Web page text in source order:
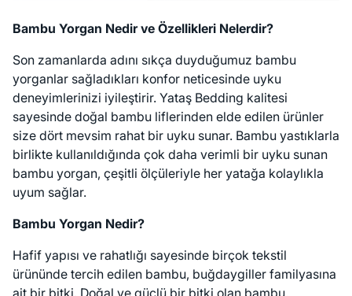
Bambu Yorgan Nedir ve Özellikleri Nelerdir?
Son zamanlarda adını sıkça duyduğumuz bambu
yorganlar sağladıkları konfor neticesinde uyku
deneyimlerinizi iyileştirir. Yataş Bedding kalitesi
sayesinde doğal bambu liflerinden elde edilen ürünler
size dört mevsim rahat bir uyku sunar. Bambu yastıklarla
birlikte kullanıldığında çok daha verimli bir uyku sunan
bambu yorgan, çeşitli ölçüleriyle her yatağa kolaylıkla
uyum sağlar.
Bambu Yorgan Nedir?
Hafif yapısı ve rahatlığı sayesinde birçok tekstil
ürününde tercih edilen bambu, buğdaygiller familyasına